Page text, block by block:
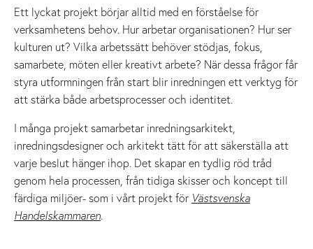
Ett lyckat projekt börjar alltid med en förståelse för
verksamhetens behov. Hur arbetar organisationen? Hur ser
kulturen ut? Vilka arbetssätt behöver stödjas, fokus,
samarbete, möten eller kreativt arbete? När dessa frågor får
styra utformningen från start blir inredningen ett verktyg för
att stärka både arbetsprocesser och identitet.
I många projekt samarbetar inredningsarkitekt,
inredningsdesigner och arkitekt tätt för att säkerställa att
varje beslut hänger ihop. Det skapar en tydlig röd tråd
genom hela processen, från tidiga skisser och koncept till
färdiga miljöer- som i vårt projekt för Västsvenska
Handelskammaren.